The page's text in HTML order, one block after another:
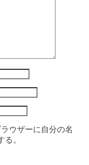
ウザーに自分の名
。